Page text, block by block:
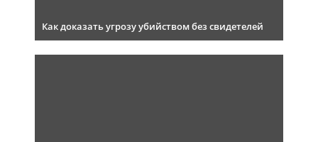
Как доказать угрозу убийством без свидетелей